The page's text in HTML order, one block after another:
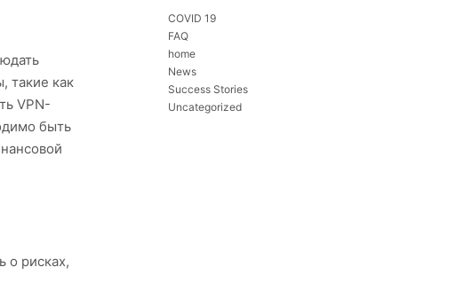
такие как
VPN-
быть
о рисках,
COVID 19
FAQ
home
News
Success Stories
Uncategorized